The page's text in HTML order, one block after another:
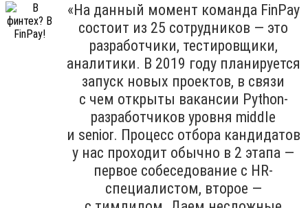
«На данный момент команда FinPay
состоит из 25 сотрудников — это
разработчики, тестировщики,
аналитики. В 2019 году планируется
запуск новых проектов, в связи
с чем открыты вакансии Python-
разработчиков уровня middle
и senior. Процесс отбора кандидатов
у нас проходит обычно в 2 этапа —
первое собеседование с HR-
специалистом, второе —